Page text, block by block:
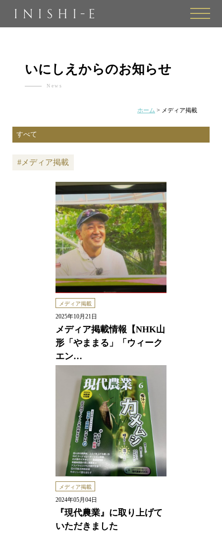
toggle
いにしえからのお知らせ
News
ホーム > メディア掲載
#メディア掲載
メディア掲載
2025年10月21日
メディア掲載情報【NHK山
形「やままる」「ウィーク
エン…
メディア掲載
2024年05月04日
『現代農業』に取り上げて
いただきました